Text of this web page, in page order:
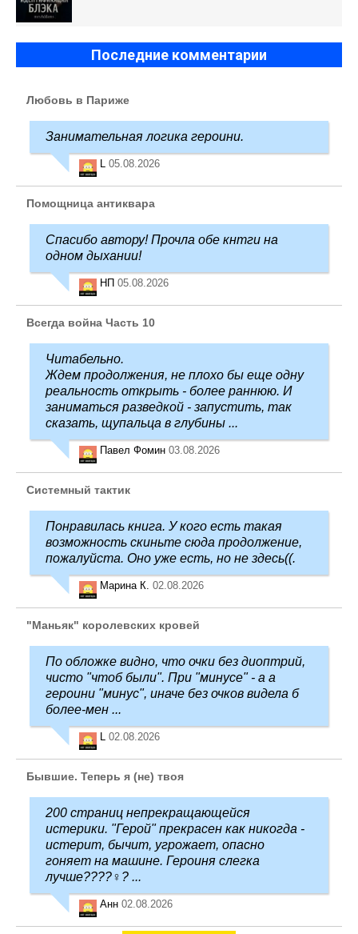
Последние комментарии
Любовь в Париже
Занимательная логика героини.
L 05.08.2026
Помощница антиквара
Спасибо автору! Прочла обе кнтги на
одном дыхании!
НП 05.08.2026
Всегда война Часть 10
Читабельно.
Ждем продолжения, не плохо бы еще одну
реальность открыть - более раннюю. И
заниматься разведкой - запустить, так
сказать, щупальца в глубины ...
Павел Фомин 03.08.2026
Системный тактик
Понравилась книга. У кого есть такая
возможность скиньте сюда продолжение,
пожалуйста. Оно уже есть, но не здесь((.
Марина К. 02.08.2026
"Маньяк" королевских кровей
По обложке видно, что очки без диоптрий,
чисто "чтоб были". При "минусе" - а а
героини "минус", иначе без очков видела б
более-мен ...
L 02.08.2026
Бывшие. Теперь я (не) твоя
200 страниц непрекращающейся
истерики. "Герой" прекрасен как никогда -
истерит, бычит, угрожает, опасно
гоняет на машине. Героиня слегка
лучше????‍♀️? ...
Анн 02.08.2026